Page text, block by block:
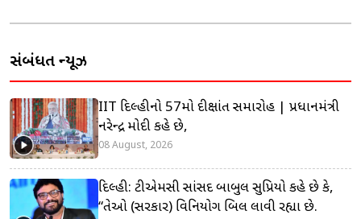
સંબંધિત ન્યૂઝ
IIT દિલ્હીનો 57મો દીક્ષાંત સમારોહ | પ્રધાનમંત્રી
નરેન્દ્ર મોદી કહે છે,
08 August, 2026
દિલ્હી: ટીએમસી સાંસદ બાબુલ સુપ્રિયો કહે છે કે,
“તેઓ (સરકાર) વિનિયોગ બિલ લાવી રહ્યા છે.